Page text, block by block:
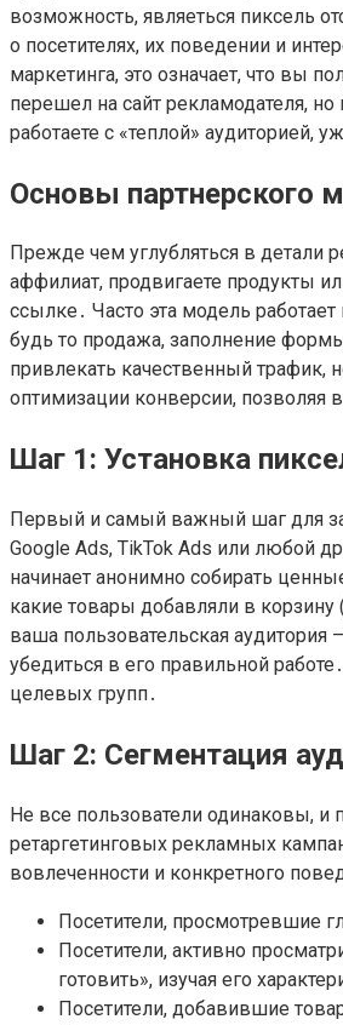
возможность, являеться пиксель
о посетителях, их поведении и
маркетинга, это означает, что вы
перешел на сайт рекламодателя,
работаете с «теплой»
Основы партнерского
Прежде чем углубляться в детали
аффилиат, продвигаете продукты
ссылке․ Часто эта модель
будь то продажа, заполнение
привлекать качественный трафик,
оптимизации конверсии, позволяя
Шаг 1: Установка
Первый и самый важный шаг для
Google Ads, TikTok Ads или любой
начинает анонимно собирать
какие товары добавляли в
ваша пользовательская
убедиться в его правильной
целевых групп․
Шаг 2: Сегментация
Не все пользователи одинаковы, и
ретаргетинговых рекламных
вовлеченности и конкретного
Посетители, просмотревшие
Посетители, активно
готовить», изучая его
Посетители, добавившие